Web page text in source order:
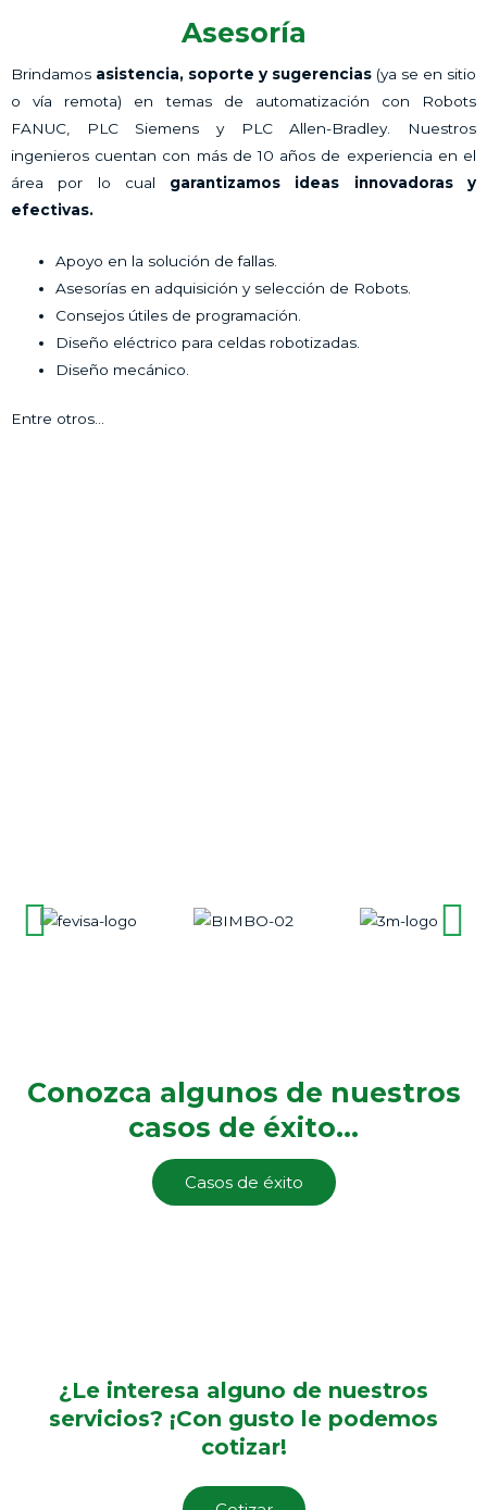
Asesoría
Brindamos asistencia, soporte y sugerencias (ya se en sitio
o vía remota) en temas de automatización con Robots
FANUC, PLC Siemens y PLC Allen-Bradley. Nuestros
ingenieros cuentan con más de 10 años de experiencia en el
área por lo cual garantizamos ideas innovadoras y
efectivas.
Apoyo en la solución de fallas.
Asesorías en adquisición y selección de Robots.
Consejos útiles de programación.
Diseño eléctrico para celdas robotizadas.
Diseño mecánico.
Entre otros…
Conozca algunos de nuestros
casos de éxito...
Casos de éxito
¿Le interesa alguno de nuestros
servicios? ¡Con gusto le podemos
cotizar!